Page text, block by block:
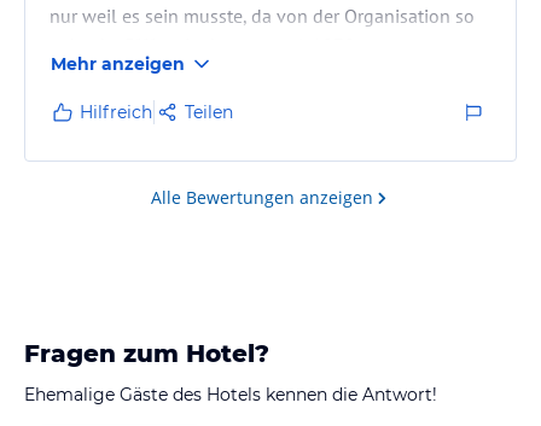
nur weil es sein musste, da von der Organisation so
Mehr anzeigen
Hilfreich Teilen
Alle Bewertungen anzeigen
Fragen zum Hotel?
Ehemalige Gäste des Hotels kennen die Antwort!